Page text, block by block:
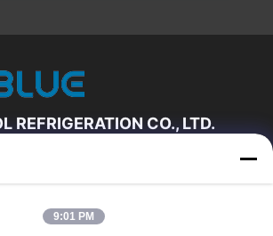
REFRIGERATION CO., LTD.
우리에 대하여
9:01 PM